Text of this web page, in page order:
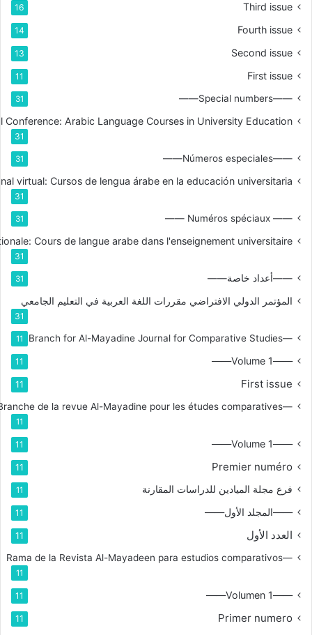
Third issue
16
Fourth issue
14
Second issue
13
First issue
11
——Special numbers——
31
Conference: Arabic Language Courses in University Education
31
——Números especiales——
31
virtual: Cursos de lengua árabe en la educación universitaria
31
—— Numéros spéciaux ——
31
Cours de langue arabe dans l'enseignement universitaire
31
——أعداد خاصة—— 31
المؤتمر الدولي الافتراضي مقررات اللغة العربية في التعليم الجامعي
31
—Branch for Al-Mayadine Journal for Comparative Studies
11
——Volume 1——
11
First issue
11
—Branche de la revue Al-Mayadine pour les études comparatives
11
——Volume 1——
11
Premier numéro
11
فرع مجلة الميادين للدراسات المقارنة 11
——المجلد الأول—— 11
العدد الأول 11
—Rama de la Revista Al-Mayadeen para estudios comparativos
11
——Volumen 1——
11
Primer numero
11